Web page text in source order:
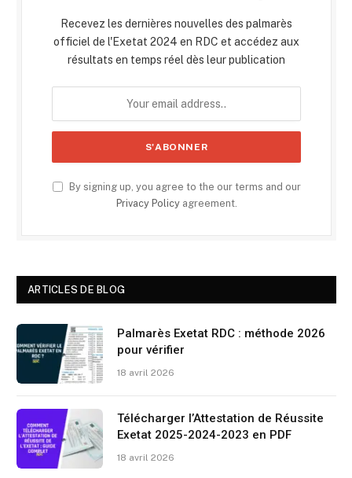
Recevez les dernières nouvelles des palmarès
officiel de l'Exetat 2024 en RDC et accédez aux
résultats en temps réel dès leur publication
By signing up, you agree to the our terms and our
Privacy Policyagreement.
ARTICLES DE BLOG
Palmarès Exetat RDC : méthode 2026
pour vérifier
18 avril 2026
Télécharger l’Attestation de Réussite
Exetat 2025-2024-2023 en PDF
18 avril 2026